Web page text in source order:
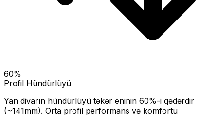
60%
Profil Hündürlüyü
Yan divarın hündürlüyü təkər eninin 60%-i qədərdir
(~141mm). Orta profil performans və komfortu